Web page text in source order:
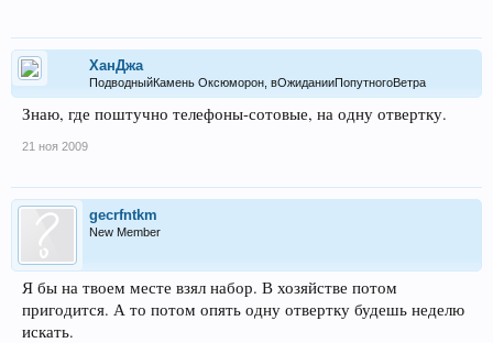
ХанДжа
ПодводныйКамень Оксюморон, вОжиданииПопутногоВетра
Знаю, где поштучно телефоны-сотовые, на одну отвертку.
21 ноя 2009
gecrfntkm
New Member
Я бы на твоем месте взял набор. В хозяйстве потом
пригодится. А то потом опять одну отвертку будешь неделю
искать.